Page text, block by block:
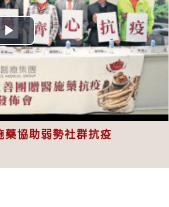
Play
Video
藥協助弱勢社群抗疫